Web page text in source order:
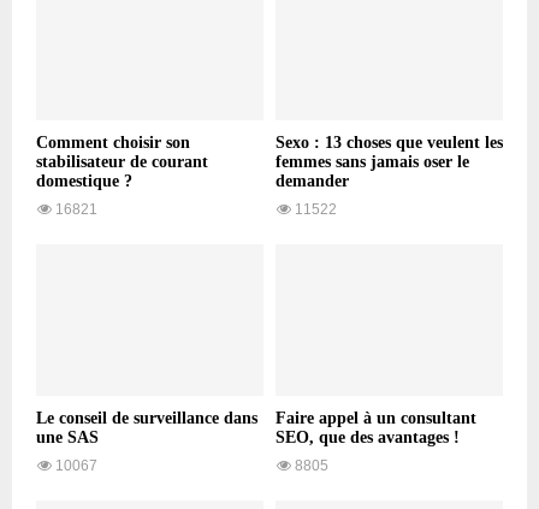
Comment choisir son
stabilisateur de courant
domestique ?
16821
Sexo : 13 choses que veulent les
femmes sans jamais oser le
demander
11522
Le conseil de surveillance dans
une SAS
10067
Faire appel à un consultant
SEO, que des avantages !
8805